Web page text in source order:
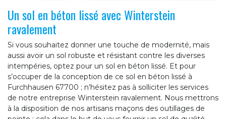
Un sol en béton lissé avec Winterstein
ravalement
Si vous souhaitez donner une touche de modernité, mais
aussi avoir un sol robuste et résistant contre les diverses
intempéries, optez pour un sol en béton lissé. Et pour
s’occuper de la conception de ce sol en béton lissé à
Furchhausen 67700 ; n’hésitez pas à solliciter les services
de notre entreprise Winterstein ravalement. Nous mettrons
à la disposition de nos artisans maçons des outillages de